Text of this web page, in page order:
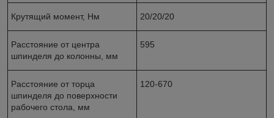
Крутящий момент, Нм 20/20/20
Расстояние от центра
шпинделя до колонны, мм
595
Расстояние от торца
шпинделя до поверхности
рабочего стола, мм
120-670